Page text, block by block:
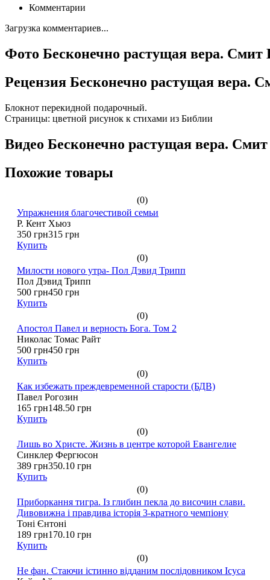
Комментарии
Загрузка комментариев...
Фото Бесконечно растущая вера. Смит
Рецензия Бесконечно растущая вера.
Блокнот перекидной подарочный.
Страницы: цветной рисунок к стихами из Библии
Видео Бесконечно растущая вера.
Похожие товары
(0)
Упражнения благочестивой семьи
Р. Кент Хьюз
350 грн315 грн
Купить
(0)
Милости нового утра- Пол Дэвид Трипп
Пол Дэвид Трипп
500 грн450 грн
Купить
(0)
Апостол Павел и верность Бога. Том 2
Николас Томас Райт
500 грн450 грн
Купить
(0)
Как избежать преждевременной старости (БДВ)
Павел Рогозин
165 грн148.50 грн
Купить
(0)
Лишь во Христе. Жизнь в центре которой Евангелие
Синклер Фергюсон
389 грн350.10 грн
Купить
(0)
Приборкання тигра. Із глибин пекла до височин слави.
Дивовижна і правдива історія 3-кратного чемпіону
Тоні Єнтоні
189 грн170.10 грн
Купить
(0)
Не фан. Стаючи істинно відданим послідовником Ісуса